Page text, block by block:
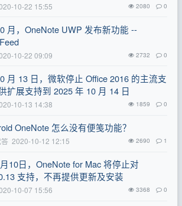
10-22 15:55 2080 0
月，OneNote UWP 发布新功能 --
10-22 09:09 2732 0
月 13 日，微软停止 Office 2016 的主流支
扩展支持到 2025 年 10 月 14 日
10-13 14:38 1859 0
OneNote 怎么没有便笺功能？
2020-10-12 12:15 2690 1
10日，OneNote for Mac 将停止对
支持，不再提供更新及安装
10-07 15:56 3368 0